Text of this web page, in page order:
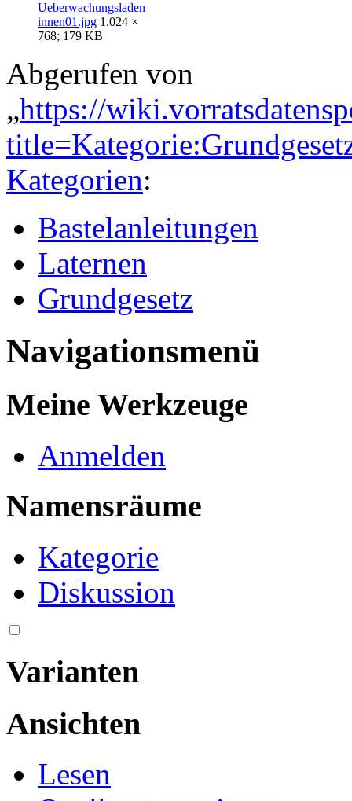
Ueberwachungsladen
innen01.jpg 1.024 ×
768; 179 KB
Abgerufen von
„https://
Kategorien:
Bastelanleitungen
Laternen
Grundgesetz
Navigationsmenü
Meine Werkzeuge
Anmelden
Namensräume
Kategorie
Diskussion
Varianten
Ansichten
Lesen